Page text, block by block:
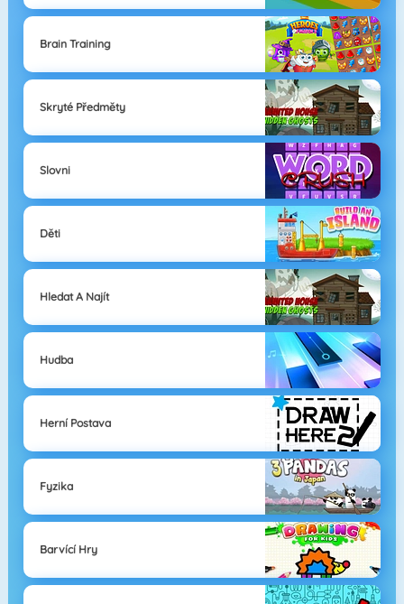
Brain Training
Skryté Předměty
Slovni
Děti
Hledat A Najít
Hudba
Herní Postava
Fyzika
Barvící Hry